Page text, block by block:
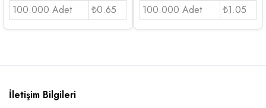
100.000 Adet
₺0.65
100.000 Adet
₺1.05
İletişim Bilgileri